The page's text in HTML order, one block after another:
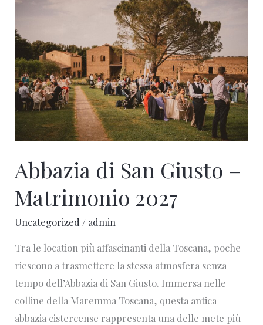
Abbazia di San Giusto –
Matrimonio 2027
Uncategorized / admin
Tra le location più affascinanti della Toscana, poche
riescono a trasmettere la stessa atmosfera senza
tempo dell’Abbazia di San Giusto. Immersa nelle
colline della Maremma Toscana, questa antica
abbazia cistercense rappresenta una delle mete più
San
Giusto
–
Matrimonio
2027